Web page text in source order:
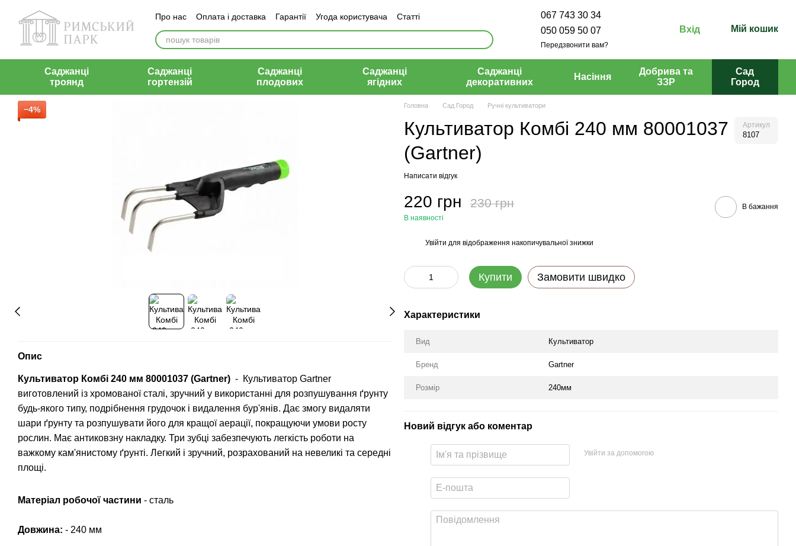
Перейти до основного контенту
Про нас Оплата і доставка Гарантії Угода користувача
Статті
Відгуки
Контакти
067 743 30 34
050 059 50 07
Передзвонити вам?
Вхід Мій кошик
Саджанці
троянд
Саджанці
гортензій
Саджанці
плодових
Саджанці
ягідних
Саджанці
декоративних
Насіння
Добрива та
ЗЗР
Сад
Город
−4%
Опис
Культиватор Комбі 240 мм 80001037 (Gartner) - Культиватор Gartner
виготовлений із хромованої сталі, зручний у використанні для розпушування ґрунту
будь-якого типу, подрібнення грудочок і видалення бур'янів. Дає змогу видаляти
шари ґрунту та розпушувати його для кращої аерації, покращуючи умови росту
рослин. Має антиковзну накладку. Три зубці забезпечують легкість роботи на
важкому кам'янистому ґрунті. Легкий і зручний, розрахований на невеликі та середні
площі.
Матеріал робочої частини - сталь
Довжина: - 240 мм
Головна Сад Город Ручні культиватори
Культиватор Комбі 240 мм 80001037
(Gartner)
Артикул
8107
Написати відгук
220 грн 230 грн
В наявності
В бажання
Увійти для відображення накопичувальної знижки
Купити Замовити швидко
Характеристики
Вид Культиватор
Бренд Gartner
Розмір 240мм
Новий відгук або коментар
Увійти за допомогою